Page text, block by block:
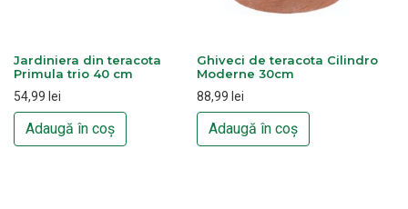
Jardiniera din teracota
Primula trio 40 cm
54,99 lei
Adaugă în coș
Ghiveci de teracota Cilindro
Moderne 30cm
88,99 lei
Adaugă în coș